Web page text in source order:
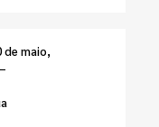
de maio,